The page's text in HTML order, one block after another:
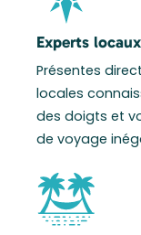
Experts locaux
Présentes
locales
des doigts et
de voyage